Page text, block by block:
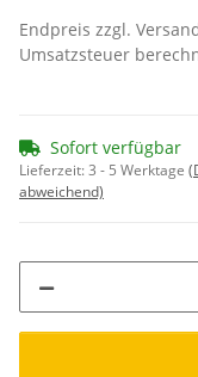
Endpreis zzgl.
Umsatzsteuer
Sofort verfügbar
Lieferzeit:3 - 5 Werktage
abweichend)